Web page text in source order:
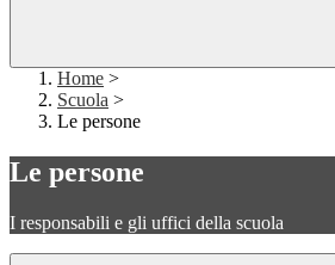
Home >
Scuola >
Le persone
Le persone
I responsabili e gli uffici della scuola